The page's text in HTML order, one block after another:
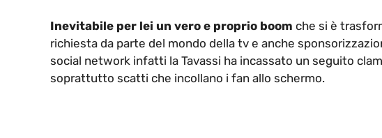
Inevitabile per lei un vero e proprio boom che si è
richiesta da parte del mondo della tv e anche
social network infatti la Tavassi ha incassato un seguito
soprattutto scatti che incollano i fan allo schermo.